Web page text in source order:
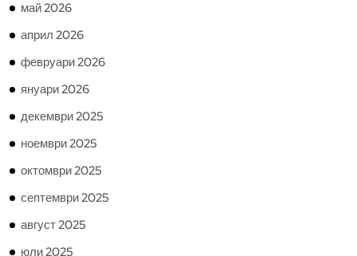
май 2026
април 2026
февруари 2026
януари 2026
декември 2025
ноември 2025
октомври 2025
септември 2025
август 2025
юли 2025